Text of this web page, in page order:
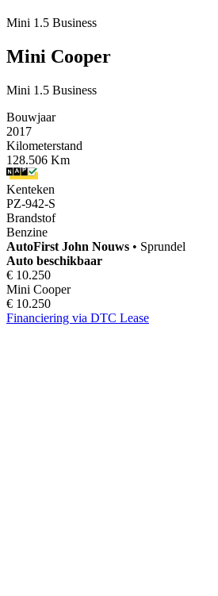
Mini 1.5 Business
Mini Cooper
Mini 1.5 Business
Bouwjaar
2017
Kilometerstand
128.506 Km
Kenteken
PZ-942-S
Brandstof
Benzine
AutoFirst John Nouws • Sprundel
Auto beschikbaar
€ 10.250
Mini Cooper
€ 10.250
Financiering via DTC Lease